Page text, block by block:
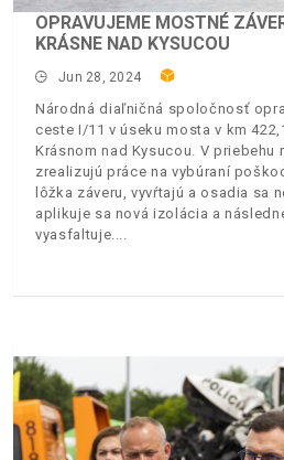
OPRAVUJEME MOSTNÉ
KRÁSNE NAD KYSUCOU
Jun 28, 2024
Národná diaľničná spoločnosť
ceste I/11 v úseku mosta v km
Krásnom nad Kysucou. V priebehu
zrealizujú práce na vybúraní
lôžka záveru, vyvŕtajú a osadia sa
aplikuje sa nová izolácia a
vyasfaltuje.